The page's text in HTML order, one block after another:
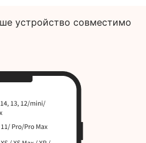
устройство совместимо